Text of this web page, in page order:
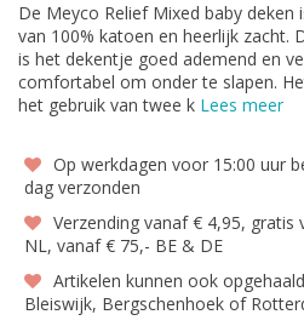
De Meyco Relief Mixed baby deken
van 100% katoen en heerlijk zacht.
is het dekentje goed ademend en
comfortabel om onder te slapen.
het gebruik van twee k Lees meer
Op werkdagen voor 15:00 uur
dag verzonden
Verzending vanaf € 4,95, gratis
NL, vanaf € 75,- BE & DE
Artikelen kunnen ook
Bleiswijk, Bergschenhoek of